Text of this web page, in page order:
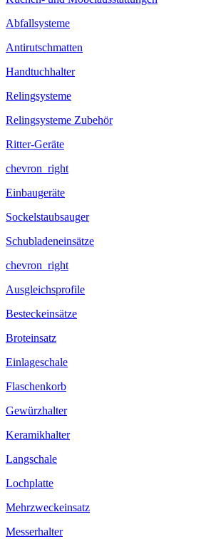
Abfallsysteme
Antirutschmatten
Handtuchhalter
Relingsysteme
Relingsysteme Zubehör
Ritter-Geräte
chevron_right
Einbaugeräte
Sockelstaubsauger
Schubladeneinsätze
chevron_right
Ausgleichsprofile
Besteckeinsätze
Broteinsatz
Einlageschale
Flaschenkorb
Gewürzhalter
Keramikhalter
Langschale
Lochplatte
Mehrzweckeinsatz
Messerhalter